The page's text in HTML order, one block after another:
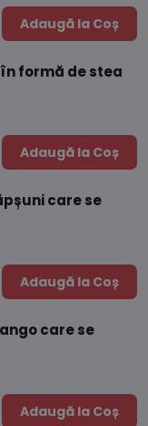
Adaugă la Coș
formă de stea
Adaugă la Coș
care se
Adaugă la Coș
care se
Adaugă la Coș